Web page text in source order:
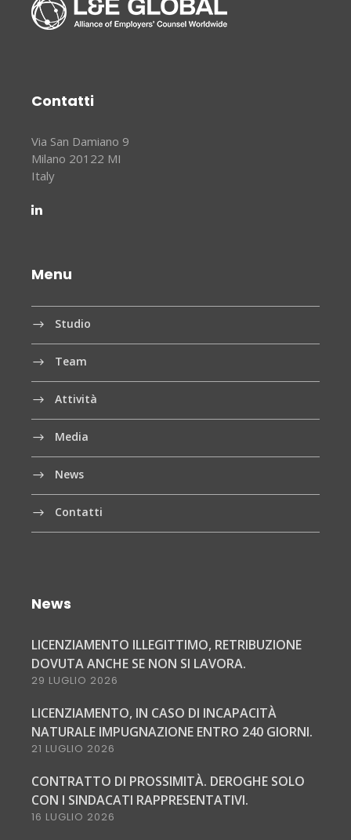
Contatti
Via San Damiano 9
Milano 20122 MI
Italy
Menu
Studio
Team
Attività
Media
News
Contatti
News
LICENZIAMENTO ILLEGITTIMO, RETRIBUZIONE
DOVUTA ANCHE SE NON SI LAVORA.
29 LUGLIO 2026
LICENZIAMENTO, IN CASO DI INCAPACITÀ
NATURALE IMPUGNAZIONE ENTRO 240 GIORNI.
21 LUGLIO 2026
CONTRATTO DI PROSSIMITÀ. DEROGHE SOLO
CON I SINDACATI RAPPRESENTATIVI.
16 LUGLIO 2026